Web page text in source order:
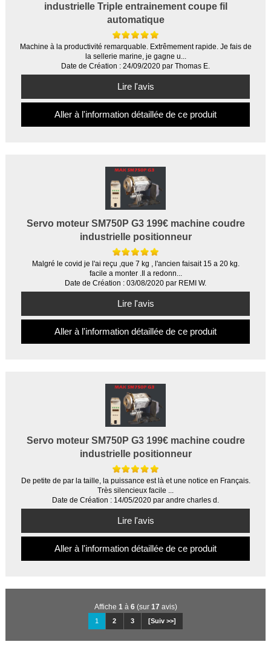
industrielle Triple entrainement coupe fil
automatique
Machine à la productivité remarquable. Extrêmement rapide. Je fais de
la sellerie marine, je gagne u...
Date de Création : 24/09/2020 par Thomas E.
Lire l'avis
Aller à l'information détaillée de ce produit
Servo moteur SM750P G3 199€ machine coudre
industrielle positionneur
Malgré le covid je l'ai reçu ,que 7 kg , l'ancien faisait 15 a 20 kg.
facile a monter .Il a redonn...
Date de Création : 03/08/2020 par REMI W.
Lire l'avis
Aller à l'information détaillée de ce produit
Servo moteur SM750P G3 199€ machine coudre
industrielle positionneur
De petite de par la taille, la puissance est là et une notice en Français.
Très silencieux facile ...
Date de Création : 14/05/2020 par andre charles d.
Lire l'avis
Aller à l'information détaillée de ce produit
Affiche 1 à 6(sur 17 avis)
1 2 3 [Suiv >>]